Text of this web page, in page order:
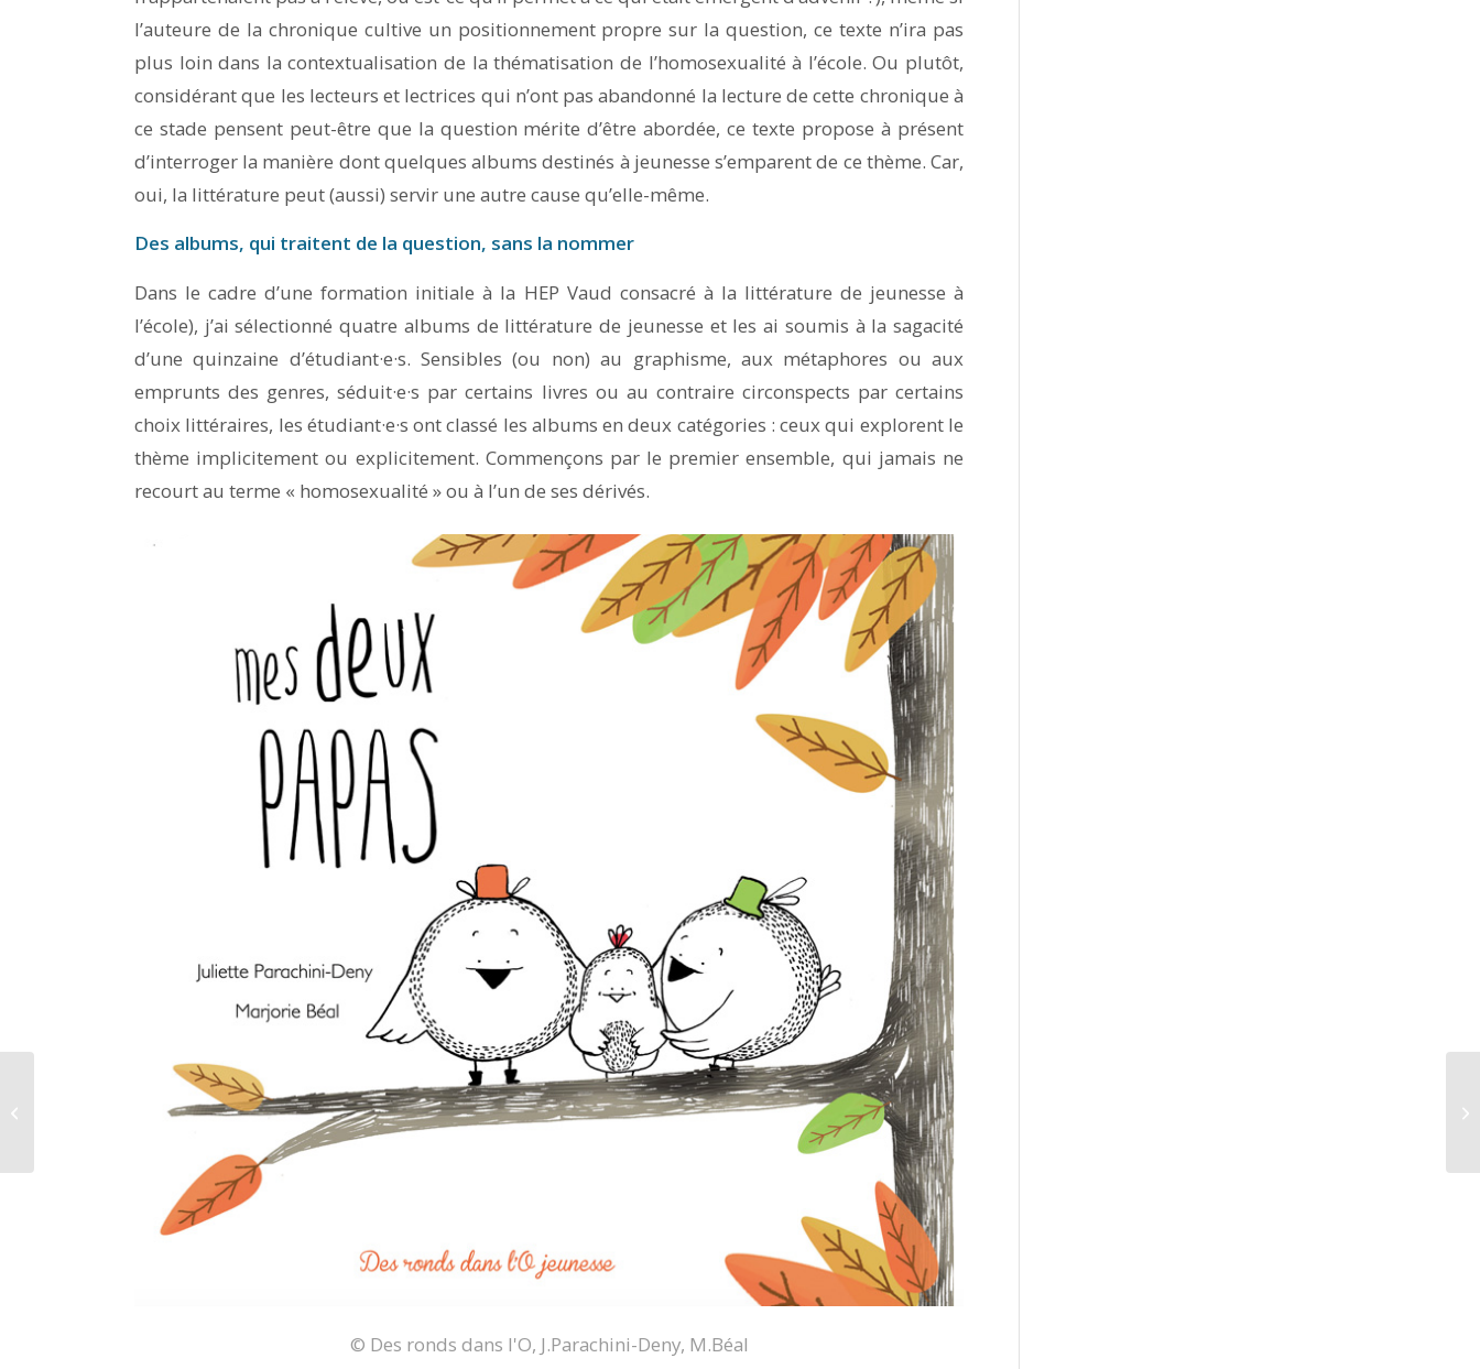
l’auteure de la chronique cultive un positionnement propre sur la question, ce texte n’ira pas
plus loin dans la contextualisation de la thématisation de l’homosexualité à l’école. Ou plutôt,
considérant que les lecteurs et lectrices qui n’ont pas abandonné la lecture de cette chronique à
ce stade pensent peut-être que la question mérite d’être abordée, ce texte propose à présent
d’interroger la manière dont quelques albums destinés à jeunesse s’emparent de ce thème. Car,
oui, la littérature peut (aussi) servir une autre cause qu’elle-même.
Des albums, qui traitent de la question, sans la nommer
Dans le cadre d’une formation initiale à la HEP Vaud consacré à la littérature de jeunesse à
l’école), j’ai sélectionné quatre albums de littérature de jeunesse et les ai soumis à la sagacité
d’une quinzaine d’étudiant·e·s. Sensibles (ou non) au graphisme, aux métaphores ou aux
emprunts des genres, séduit·e·s par certains livres ou au contraire circonspects par certains
choix littéraires, les étudiant·e·s ont classé les albums en deux catégories : ceux qui explorent le
thème implicitement ou explicitement. Commençons par le premier ensemble, qui jamais ne
recourt au terme « homosexualité » ou à l’un de ses dérivés.
© Des ronds dans l'O, J.Parachini-Deny, M.Béal